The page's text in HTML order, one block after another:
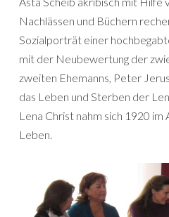
Nachlässen und Büchern
Sozialporträt einer
mit der Neubewertung der
zweiten Ehemanns, Peter
das Leben und Sterben der
Lena Christ nahm sich 1920
Leben.